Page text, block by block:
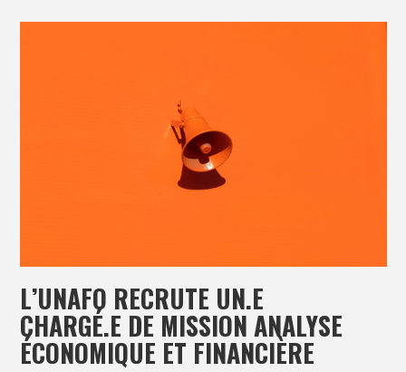
L’UNAFO RECRUTE UN.E
CHARGÉ.E DE MISSION ANALYSE
ÉCONOMIQUE ET FINANCIÈRE